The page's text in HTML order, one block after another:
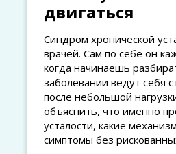
двигаться
Синдром хронической
врачей. Сам по себе он
когда начинаешь
заболевании ведут себя
после небольшой
объяснить, что именно
усталости, какие
симптомы без